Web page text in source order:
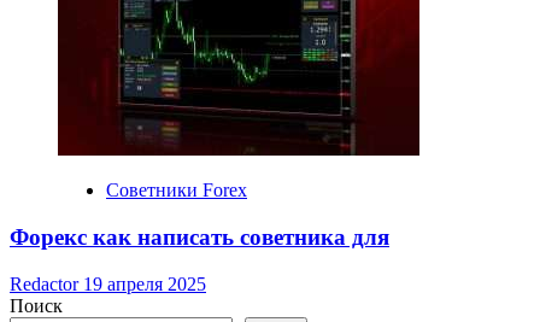
Советники Forex
Форекс как написать советника для
Redactor 19 апреля 2025
Поиск